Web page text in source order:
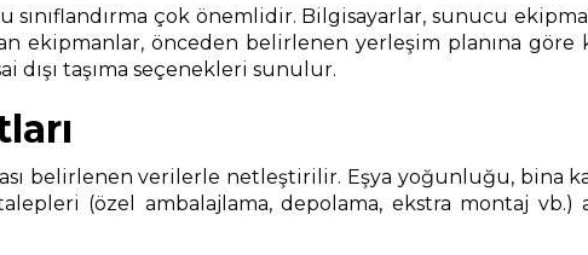
sınıflandırma çok önemlidir. Bilgisayarlar, sunucu
ekipmanlar, önceden belirlenen yerleşim planına göre
dışı taşıma seçenekleri sunulur.
belirlenen verilerle netleştirilir. Eşya yoğunluğu, bina
(özel ambalajlama, depolama, ekstra montaj